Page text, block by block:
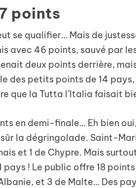
points
se qualifier… Mais de
avec 46 points, sauvé par
deux points derrière,
des petits points de 14
que la Tutta l’Italia faisait
en demi-finale… Eh bien
la dégringolade. Saint-
et 1 de Chypre. Mais
! Le public offre 18
et 3 de Malte… Des